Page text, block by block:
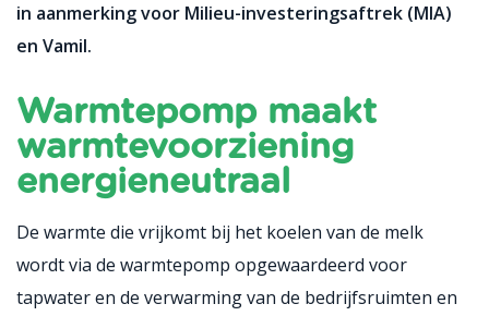
in aanmerking voor Milieu-investeringsaftrek (MIA)
en Vamil.
Warmtepomp maakt
warmtevoorziening
energieneutraal
De warmte die vrijkomt bij het koelen van de melk
wordt via de warmtepomp opgewaardeerd voor
tapwater en de verwarming van de bedrijfsruimten en